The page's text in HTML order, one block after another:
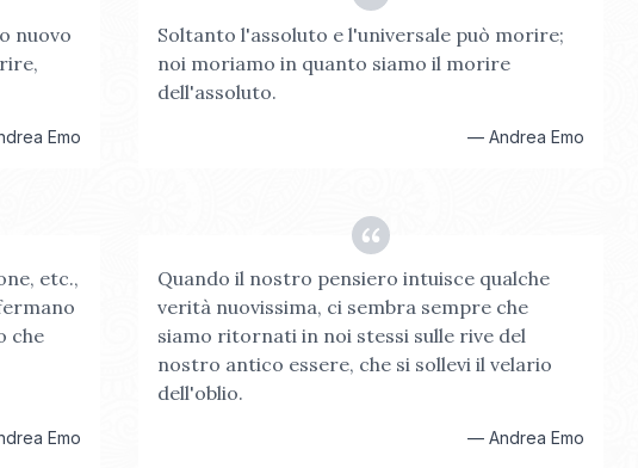
nuovo
Emo
Soltanto l'assoluto e l'universale può morire;
noi moriamo in quanto siamo il morire
dell'assoluto.
— Andrea Emo
etc.,
che
Emo
Quando il nostro pensiero intuisce qualche
verità nuovissima, ci sembra sempre che
siamo ritornati in noi stessi sulle rive del
nostro antico essere, che si sollevi il velario
dell'oblio.
— Andrea Emo